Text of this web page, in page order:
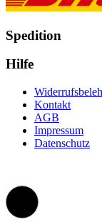
Spedition
Hilfe
Kontakt
AGB
Impressum
Datenschutz